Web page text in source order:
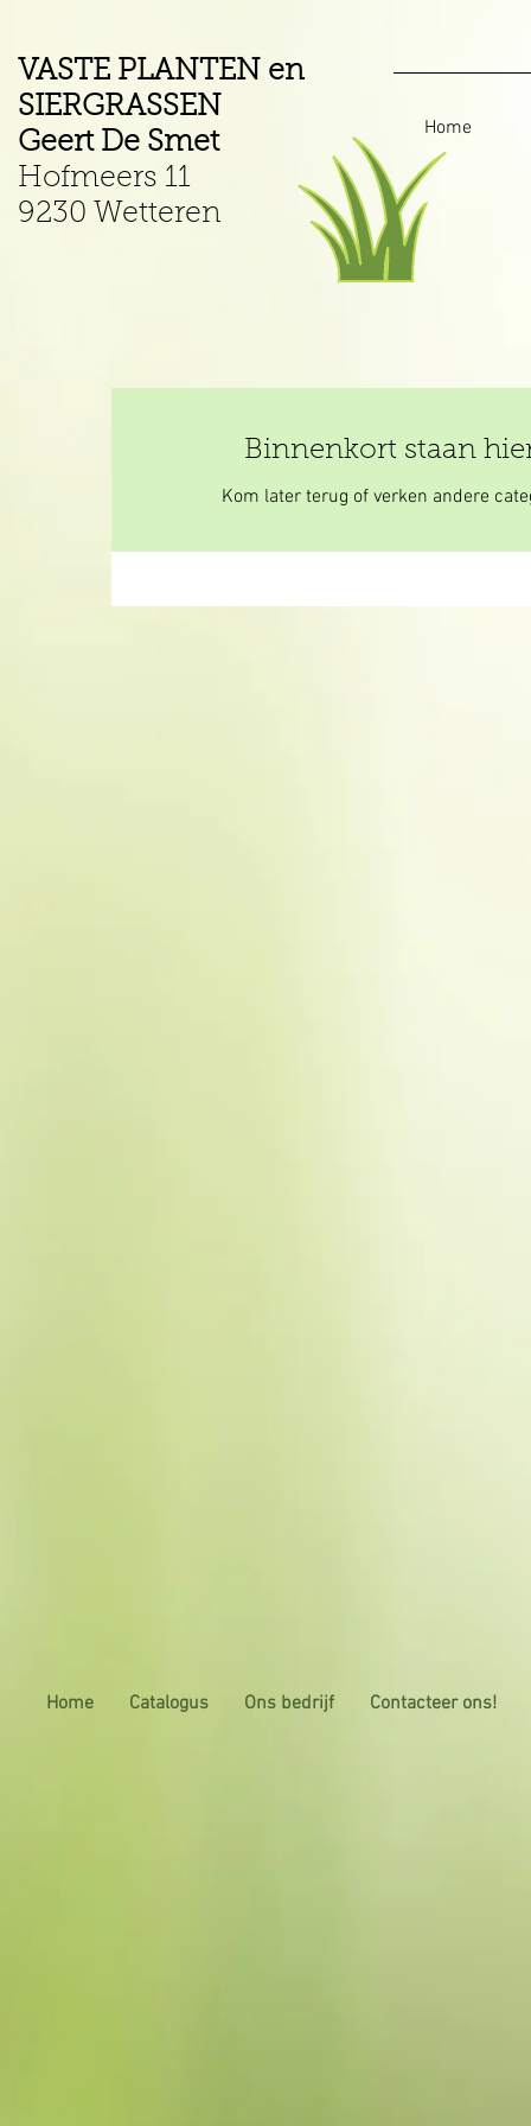
VASTE PLANTEN en
SIERGRASSEN
Geert De Smet
Hofmeers 11
9230 Wetteren
Home
Binnenkort staan
Kom later terug of verken andere
Home Catalogus Ons bedrijf Contacteer ons!